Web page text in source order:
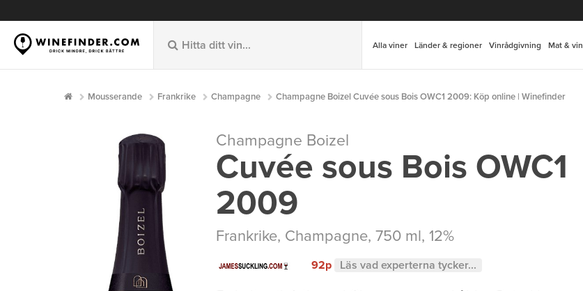
Alla viner Länder & regioner Vinrådgivning Mat & vin
Mousserande Frankrike Champagne Champagne Boizel Cuvée sous Bois OWC1 2009: Köp online | Winefinder
Champagne Boizel
Cuvée sous Bois OWC1
2009
Frankrike, Champagne, 750 ml, 12%
92p Läs vad experterna tycker...